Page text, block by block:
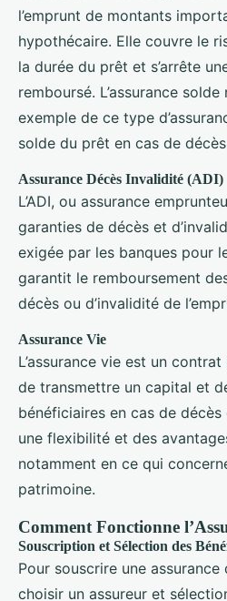
l’emprunt de montants
hypothécaire. Elle couvre le
la durée du prêt et s’arrête
remboursé. L’assurance
exemple de ce type
solde du prêt en cas de décès
Assurance Décès Invalidité (ADI)
L’ADI, ou assurance
garanties de décès et
exigée par les banques pour
garantit le remboursement
décès ou d’invalidité de
Assurance Vie
L’assurance vie est un
de transmettre un capital et
bénéficiaires en cas de
une flexibilité et des
notamment en ce qui
patrimoine.
Comment Fonctionne
Souscription et Sélection des
Pour souscrire une
choisir un assureur et